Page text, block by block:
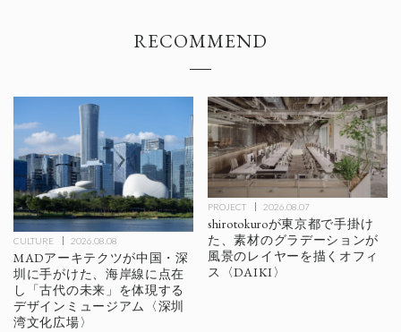
RECOMMEND
CULTURE 2026.08.08
MADアーキテクツが中国・深
圳に手がけた、海岸線に点在
し「古代の未来」を体現する
デザインミュージアム〈深圳
湾文化広場〉
PROJECT 2026.08.07
shirotokuroが東京都で手掛け
た、素材のグラデーションが
風景のレイヤーを描くオフィ
ス〈DAIKI〉